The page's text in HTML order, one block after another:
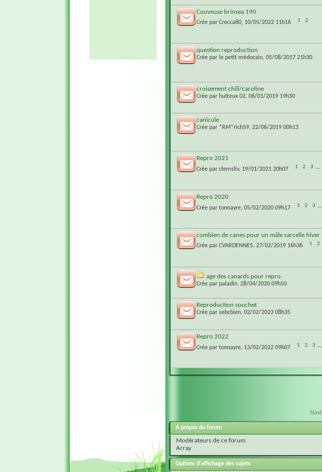
Couveuse brinsea 190
Crée par Crecca80, 10/05/2022 11h16 1 2
question reproduction
Crée par le petit médocain, 05/08/2017 21h30
croisement chili/caroline
Crée par hutteux 02, 06/01/2019 19h30
canicule
Crée par *RM*rich59, 22/06/2019 00h13
Repro 2021
Crée par clemsliv, 19/01/2021 20h07 1 2 3 ...
Repro 2020
Crée par tonnayre, 05/02/2020 09h17 1 2 3 ...
combien de canes pour un mâle sarcelle hiver
Crée par CVARDENNES, 27/02/2019 16h36 1 2
age des canards pour repro
Crée par paladin, 28/04/2020 09h50
Reproduction souchet
Crée par sebcbien, 02/02/2023 08h35
Repro 2022
Crée par tonnayre, 13/02/2022 09h07 1 2 3 ...
A propos du forum
Modérateurs de ce forum
Array
Options d'affichage des sujets